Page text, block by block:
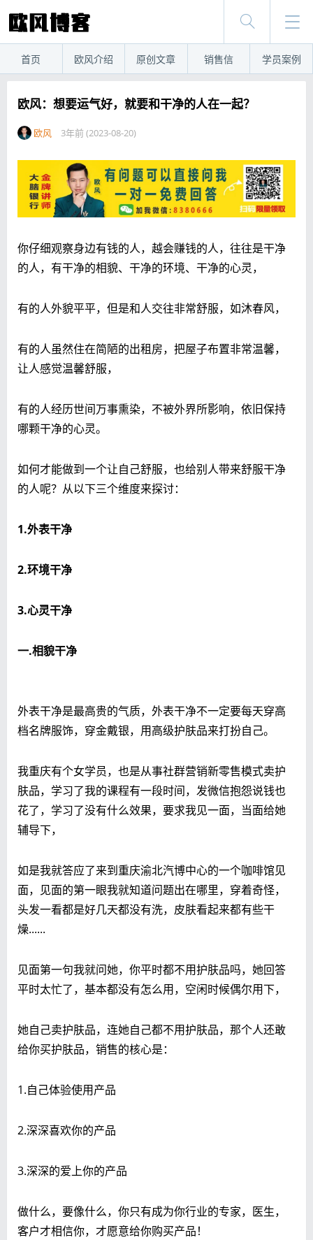
首页 欧风介绍 原创文章 销售信 学员案例
欧风：想要运气好，就要和干净的人在一起？
欧风 3年前 (2023-08-20)
你仔细观察身边有钱的人，越会赚钱的人，往往是干净
的人，有干净的相貌、干净的环境、干净的心灵，
有的人外貌平平，但是和人交往非常舒服，如沐春风，
有的人虽然住在简陋的出租房，把屋子布置非常温馨，
让人感觉温馨舒服，
有的人经历世间万事熏染，不被外界所影响，依旧保持
哪颗干净的心灵。
如何才能做到一个让自己舒服，也给别人带来舒服干净
的人呢？从以下三个维度来探讨：
1.外表干净
2.环境干净
3.心灵干净
一.相貌干净
外表干净是最高贵的气质，外表干净不一定要每天穿高
档名牌服饰，穿金戴银，用高级护肤品来打扮自己。
我重庆有个女学员，也是从事社群营销新零售模式卖护
肤品，学习了我的课程有一段时间，发微信抱怨说钱也
花了，学习了没有什么效果，要求我见一面，当面给她
辅导下，
如是我就答应了来到重庆渝北汽博中心的一个咖啡馆见
面，见面的第一眼我就知道问题出在哪里，穿着奇怪，
头发一看都是好几天都没有洗，皮肤看起来都有些干
燥......
见面第一句我就问她，你平时都不用护肤品吗，她回答
平时太忙了，基本都没有怎么用，空闲时候偶尔用下，
她自己卖护肤品，连她自己都不用护肤品，那个人还敢
给你买护肤品，销售的核心是：
1.自己体验使用产品
2.深深喜欢你的产品
3.深深的爱上你的产品
做什么，要像什么，你只有成为你行业的专家，医生，
客户才相信你，才愿意给你购买产品！